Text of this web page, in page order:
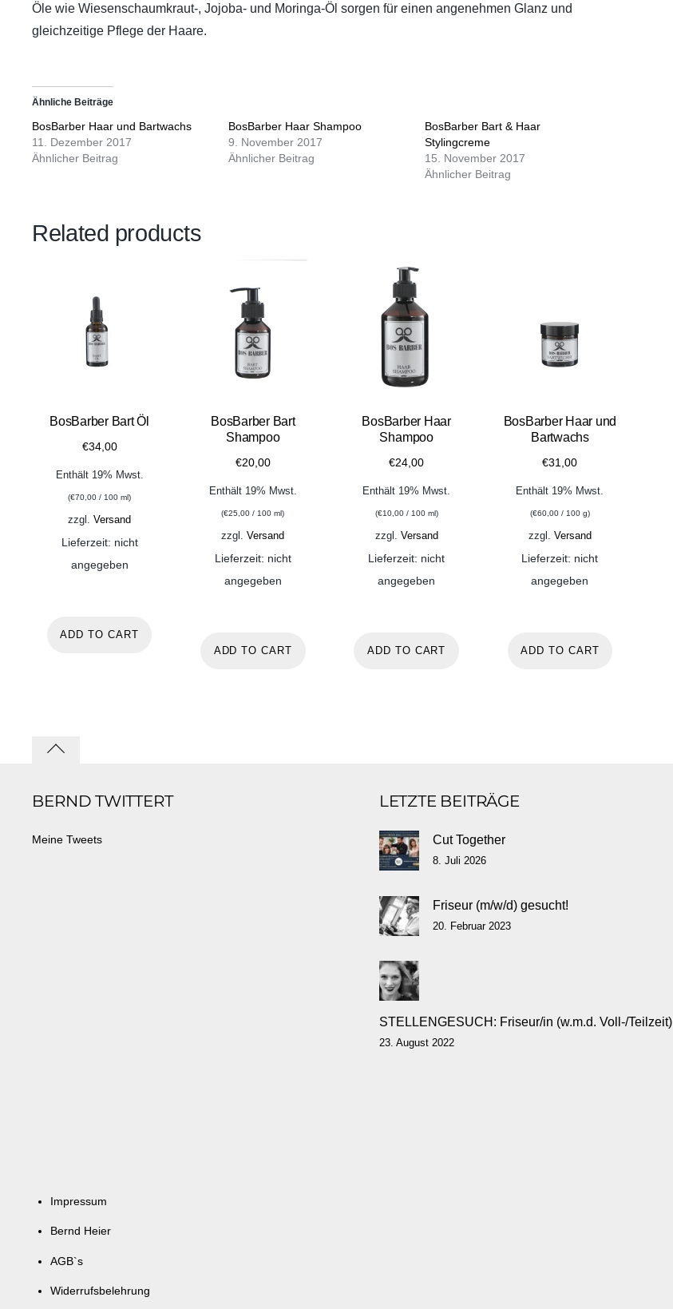
Öle wie Wiesenschaumkraut-, Jojoba- und Moringa-Öl sorgen für einen angenehmen Glanz und
gleichzeitige Pflege der Haare.
Ähnliche Beiträge
BosBarber Haar und Bartwachs
11. Dezember 2017
Ähnlicher Beitrag
BosBarber Haar Shampoo
9. November 2017
Ähnlicher Beitrag
BosBarber Bart & Haar
Stylingcreme
15. November 2017
Ähnlicher Beitrag
Related products
BosBarber Bart Öl
€34,00
Enthält 19% Mwst.
(€70,00 / 100 ml)
zzgl.Versand
Lieferzeit: nicht
angegeben
ADD TO CART
BosBarber Bart
Shampoo
€20,00
Enthält 19% Mwst.
(€25,00 / 100 ml)
zzgl.Versand
Lieferzeit: nicht
angegeben
ADD TO CART
BosBarber Haar
Shampoo
€24,00
Enthält 19% Mwst.
(€10,00/ 100 ml)
zzgl. Versand
Lieferzeit: nicht
angegeben
ADD TO CART
BosBarber Haar und
Bartwachs
€31,00
Enthält 19% Mwst.
(€60,00/ 100 g)
zzgl. Versand
Lieferzeit: nicht
angegeben
ADD TO CART
Back
top
BERND TWITTERT
Meine Tweets
LETZTE BEITRÄGE
Cut Together
8. Juli 2026
Friseur (m/w/d) gesucht!
20. Februar 2023
STELLENGESUCH: Friseur/in (w.m.d. Voll-/Teilzeit)
23. August 2022
Impressum
Bernd Heier
AGB`s
Widerrufsbelehrung